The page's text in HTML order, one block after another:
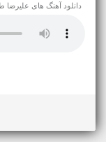
دانلود آهنگ های علیرضا